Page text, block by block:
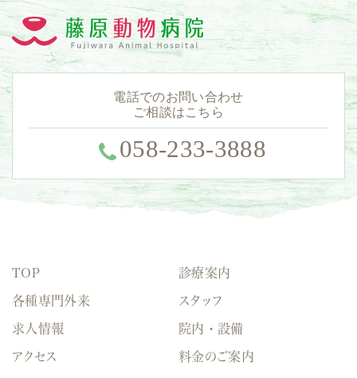
電話でのお問い合わせ
ご相談はこちら
058-233-3888
TOP 診療案内
各種専門外来 スタッフ
求人情報 院内・設備
アクセス 料金のご案内